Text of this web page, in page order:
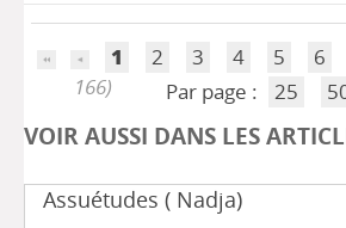
1 2 3 4 5 6
166)
Par page : 25
VOIR AUSSI DANS LES
Assuétudes ( Nadja)